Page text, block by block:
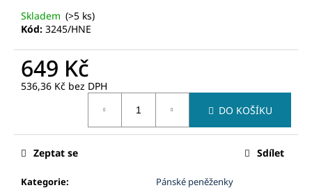
Skladem (>5 ks)
Kód: 3245/HNE
649 Kč
536,36 Kč bez DPH
DO KOŠÍKU
Kategorie:
Pánské peněženky
Zeptat se Sdílet
u
j
m